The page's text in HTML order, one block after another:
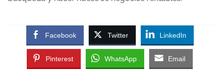
Facebook Twitter LinkedIn
Pinterest WhatsApp Email